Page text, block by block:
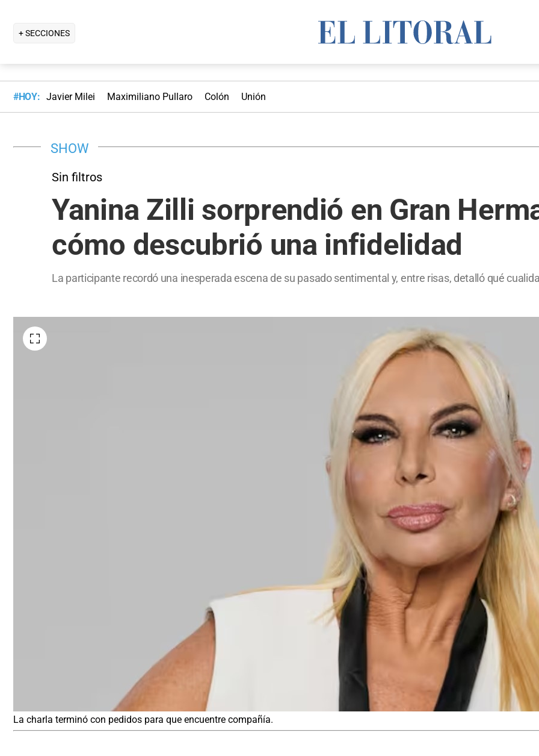
+ SECCIONES
#HOY: Javier Milei Maximiliano Pullaro Colón Unión
SHOW
Sin filtros
Yanina Zilli sorprendió en Gran
cómo descubrió una infidelidad
La participante recordó una inesperada escena de su pasado sentimental y, entre risas, detalló qué
La charla terminó con pedidos para que encuentre compañía.